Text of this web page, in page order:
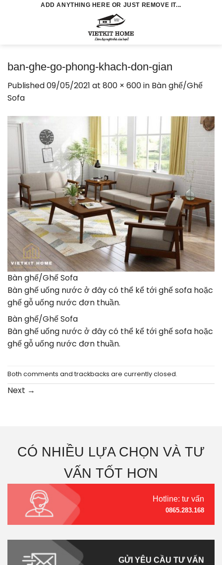
ADD ANYTHING HERE OR JUST REMOVE IT...
ban-ghe-go-phong-khach-don-gian
Published09/05/2021 at 800 × 600in Bàn ghế/Ghế
Sofa
Bàn ghế/Ghế Sofa
Bàn ghế uống nước ở đây có thể kể tới ghế sofa hoặc
ghế gỗ uống nước đơn thuần.
Bàn ghế/Ghế Sofa
Bàn ghế uống nước ở đây có thể kể tới ghế sofa hoặc
ghế gỗ uống nước đơn thuần.
Both comments and trackbacks are currently closed.
Next →
CÓ NHIỀU LỰA CHỌN VÀ TƯ
VẤN TỐT HƠN
Hotline: tư vấn
0865.283.168
GỬI YÊU CẦU TƯ VẤN